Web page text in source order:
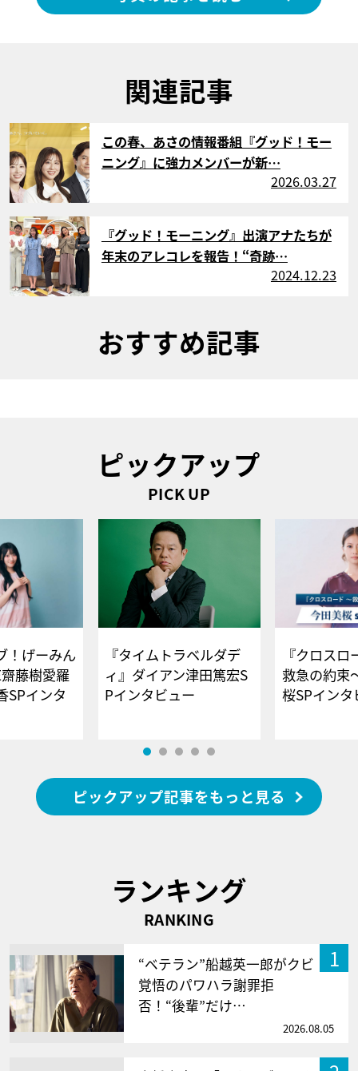
関連記事
サムネイル
この春、あさの情報番組『グッド！モー
ニング』に強力メンバーが新…
2026.03.27
サムネイル
『グッド！モーニング』出演アナたちが
年末のアレコレを報告！“奇跡…
2024.12.23
おすすめ記事
ピックアップ
PICK UP
！げーみん
藤樹愛羅
SPインタ
『タイムトラベルダデ
ィ』ダイアン津田篤宏S
Pインタビュー
『クロス
救急の約束
桜SPイ
ピックアップ記事をもっと見る
ランキング
RANKING
1
“ベテラン”船越英一郎がクビ
覚悟のパワハラ謝罪拒
否！“後輩”だけ…
2026.08.05